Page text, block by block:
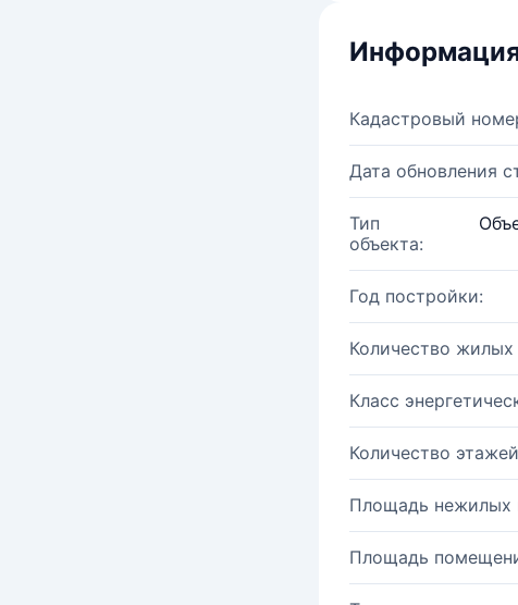
Кадастровый
Дата обновления
Тип
объекта:
Год постройки:
Количество
Класс
Количество
Площадь нежилых
Площадь